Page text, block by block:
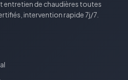
entretien de chaudières toutes
intervention rapide 7j/7.